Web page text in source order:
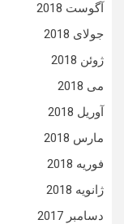
آگوست 2018
جولای 2018
ژوئن 2018
می 2018
آوریل 2018
مارس 2018
فوریه 2018
ژانویه 2018
دسامبر 2017